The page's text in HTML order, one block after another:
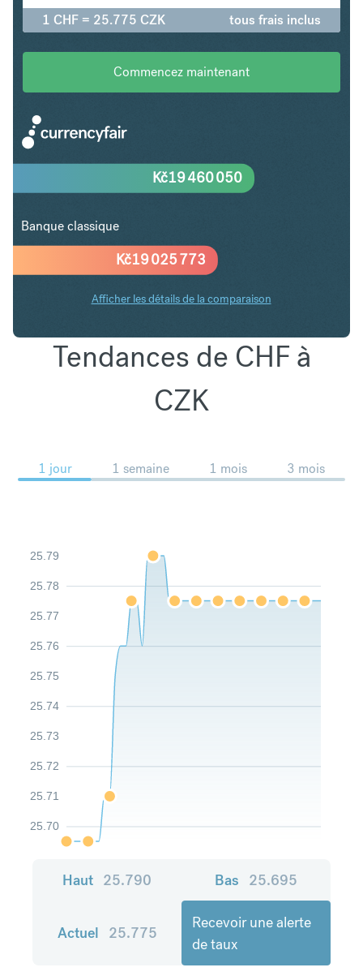
1 CHF = 25.775 CZK tous frais inclus
Commencez maintenant
Kč19 025 773
Kč19 460 050
Banque classique
Afficher les détails de la comparaison
Tendances de CHF à
CZK
1 jour 1 semaine 1 mois 3 mois
25.70
25.71
25.72
25.73
25.74
25.75
25.76
25.77
25.78
25.79
Haut 25.790 Bas 25.695
Actuel 25.775
Recevoir une alerte
de taux